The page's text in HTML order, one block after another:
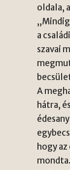
oldala,
a
szavai
A
hátra,
hogy
mondta.